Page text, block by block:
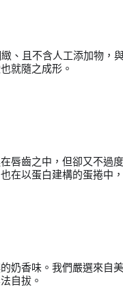
、且不含人工添加物，
就隨之成形。
唇齒之中，但卻又不過
在以蛋白建構的蛋捲中
奶香味。我們嚴選來自
自拔。